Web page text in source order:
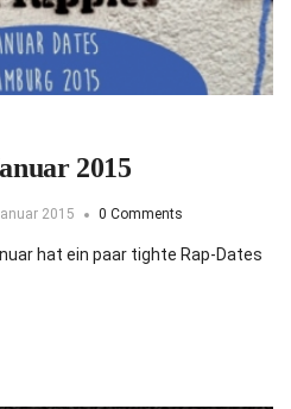
2015
2015 0 Comments
hat ein paar tighte Rap-Dates